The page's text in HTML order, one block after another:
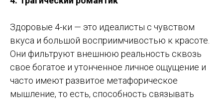
Здоровые 4-ки — это идеалисты с чувством
вкуса и большой восприимчивостью к красоте.
Они фильтруют внешнюю реальность сквозь
свое богатое и утонченное личное ощущение и
часто имеют развитое метафорическое
мышление, то есть, способность связывать